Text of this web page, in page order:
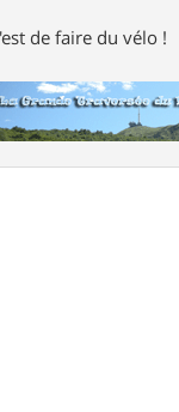
de faire du vélo !